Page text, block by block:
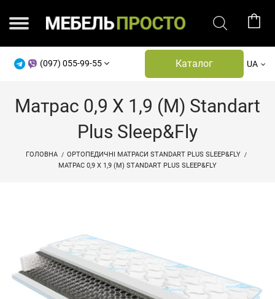
(097) 055-99-55 Каталог UA
Матрас 0,9 X 1,9 (м) Standart
Plus Sleep&Fly
ГОЛОВНА
ОРТОПЕДИЧНІ МАТРАСИ STANDART PLUS SLEEP&FLY
МАТРАС 0,9 X 1,9 (М) STANDART PLUS SLEEP&FLY